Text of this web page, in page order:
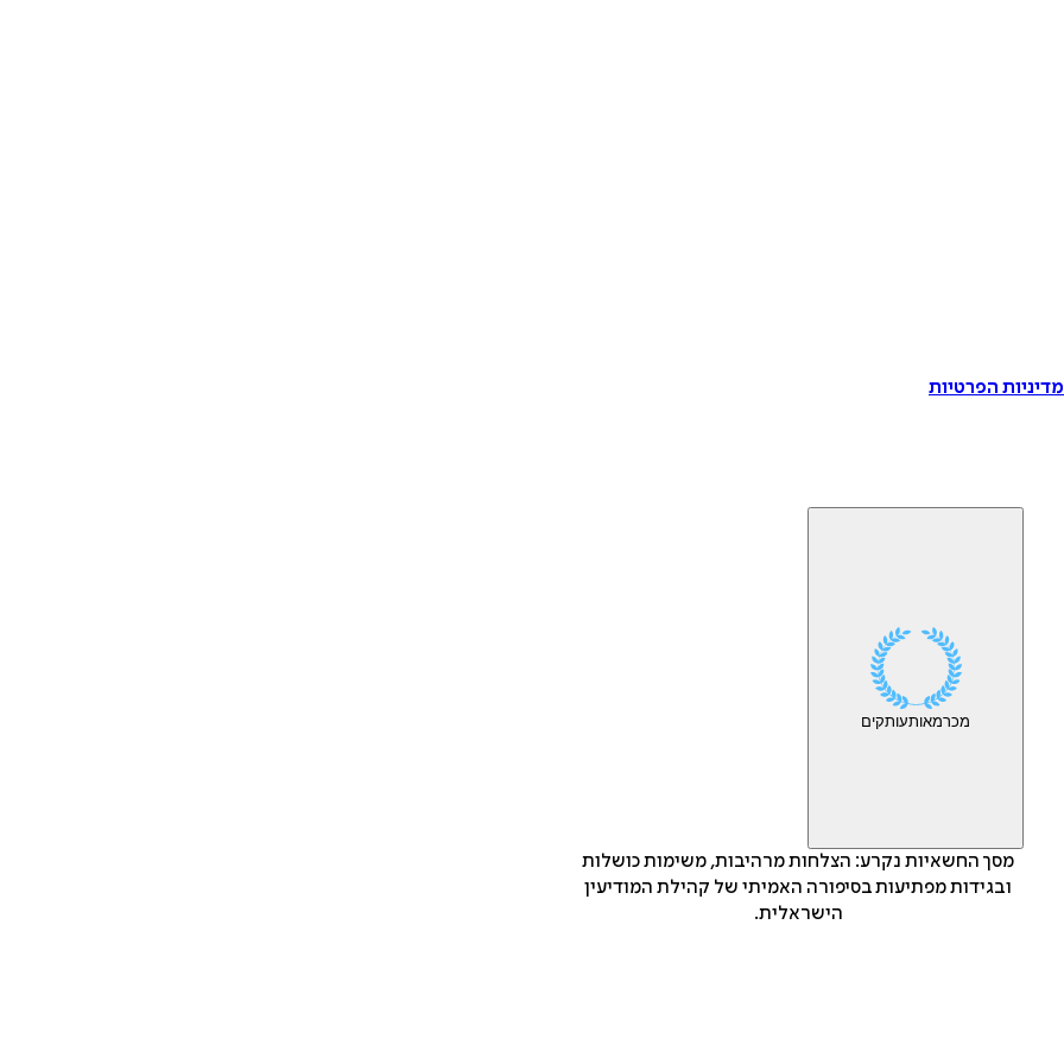
הפרטיות
מכרמאותעותקים
מסך החשאיות נקרע: הצלחות מרהיבות, משימות כושלות
ובגידות מפתיעות בסיפורה האמיתי של קהילת המודיעין
הישראלית.